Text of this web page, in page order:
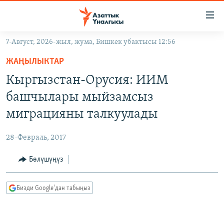
Навигацияга
өтүңүз
Издөөгө
салыңызКЫРГЫЗСТАН
МАДАНИЯТ
ДҮЙНӨ
ТВ ПРОГРАММАЛАР
БҮГҮН АЗАТТЫКТА
ПОДКАСТ
7-Август, 2026-жыл, жума, Бишкек убактысы 12:56
ЖАҢЫЛЫКТАР
Кыргызстан-Орусия: ИИМ
башчылары мыйзамсыз
миграцияны талкуулады
28-Февраль, 2017
Бөлүшүңүз
Бизди Google'дан табыңыз